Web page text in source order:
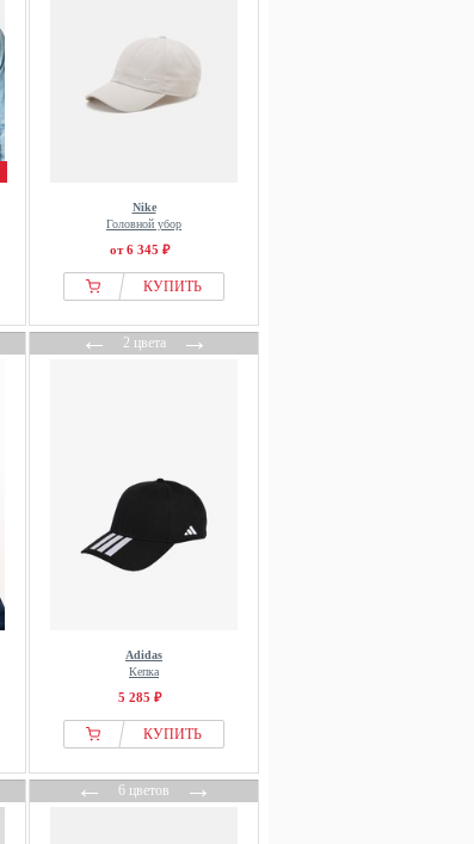
Nike
Головной убор
от 6 345 ₽
КУПИТЬ
←2 цвета→
Adidas
Кепка
5 285 ₽
КУПИТЬ
←6 цветов→